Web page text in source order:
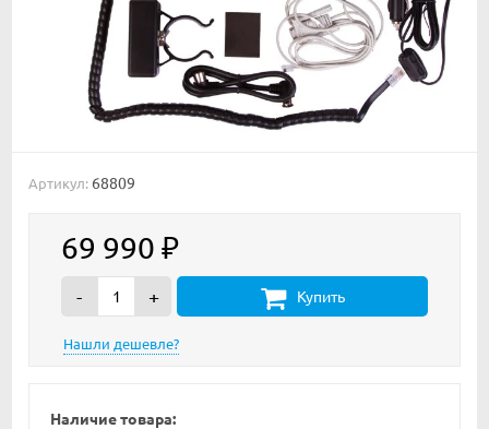
Артикул: 68809
69 990 ₽
- + Купить
Наличие товара: